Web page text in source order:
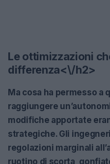
Le ottimizzazioni
differenza<\/h2>
Ma cosa ha permesso a
raggiungere
modifiche apportate
strategiche. Gli
regolazioni marginali
ruotino di scorta,